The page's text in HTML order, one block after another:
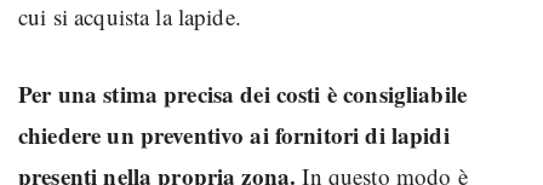
cui si acquista la lapide.
Per una stima precisa dei costi è consigliabile
chiedere un preventivo ai fornitori di lapidi
presenti nella propria zona. In questo modo è